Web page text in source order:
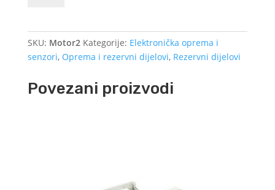
količina
SKU: Motor2 Kategorije: Elektronička oprema i
senzori, Oprema i rezervni dijelovi, Rezervni dijelovi
Povezani proizvodi